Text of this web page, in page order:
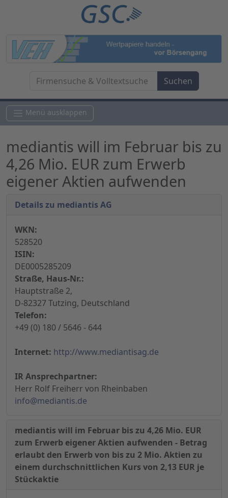
Menü ausklappen
mediantis will im Februar bis zu
4,26 Mio. EUR zum Erwerb
eigener Aktien aufwenden
Details zu mediantis AG
WKN:
528520
ISIN:
DE0005285209
Straße, Haus-Nr.:
Hauptstraße 2,
D-82327 Tutzing, Deutschland
Telefon:
+49 (0) 180 / 5646 - 644
Internet: http://www.mediantisag.de
IR Ansprechpartner:
Herr Rolf Freiherr von Rheinbaben
info@mediantis.de
mediantis will im Februar bis zu 4,26 Mio. EUR
zum Erwerb eigener Aktien aufwenden - Betrag
erlaubt den Erwerb von bis zu 2 Mio. Aktien zu
einem durchschnittlichen Kurs von 2,13 EUR je
Stückaktie